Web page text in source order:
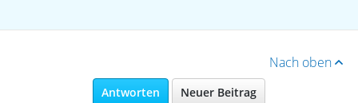
Nach oben
Antworten Neuer Beitrag